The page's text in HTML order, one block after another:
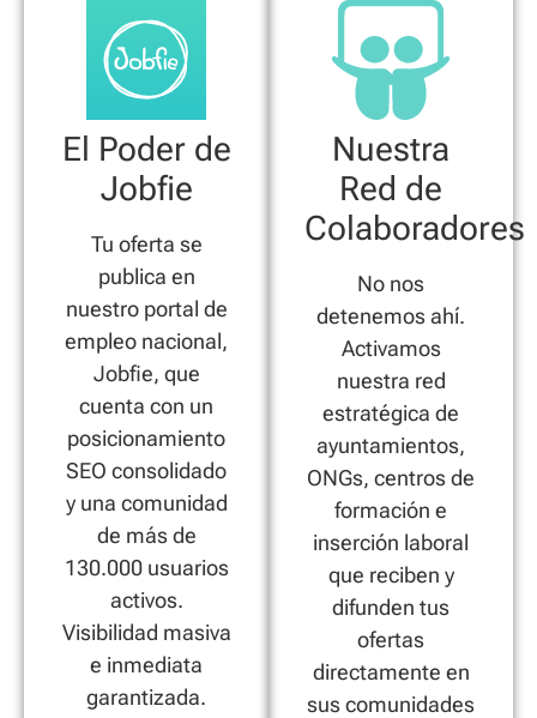
El Poder de
Jobfie
Tu oferta se
publica en
nuestro portal de
empleo nacional,
Jobfie, que
cuenta con un
posicionamiento
SEO consolidado
y una comunidad
de más de
130.000 usuarios
activos.
Visibilidad masiva
e inmediata
garantizada.
Nuestra
Red de
Colaboradores
No nos
detenemos ahí.
Activamos
nuestra red
estratégica de
ayuntamientos,
ONGs, centros de
formación e
inserción laboral
que reciben y
difunden tus
ofertas
directamente en
sus comunidades